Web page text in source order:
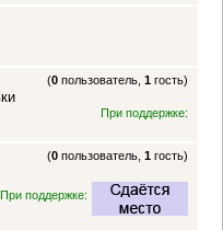
(0 пользователь,1 гость)
При поддержке:
(0 пользователь,1 гость)
При поддержке: